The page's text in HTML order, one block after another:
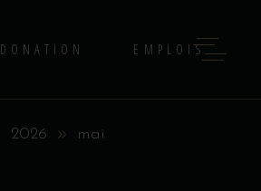
DONATION EMPLOIS
2026 mai